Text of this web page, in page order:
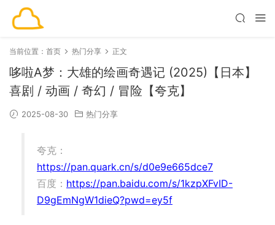
当前位置： 首页 热门分享 正文
哆啦A梦：大雄的绘画奇遇记 (2025)【日本】
喜剧 / 动画 / 奇幻 / 冒险【夸克】
2025-08-30 热门分享
夸克：
https://pan.quark.cn/s/d0e9e665dce7
百度： https://pan.baidu.com/s/1kzpXFvID-
D9gEmNgW1dieQ?pwd=ey5f